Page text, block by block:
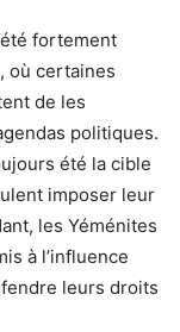
fortement
où certaines
de les
politiques.
été la cible
imposer leur
les Yéménites
à l’influence
leurs droits